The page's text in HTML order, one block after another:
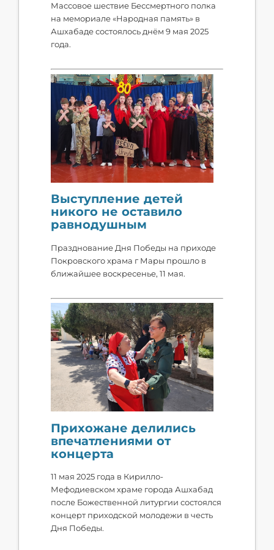
Массовое шествие Бессмертного полка
на мемориале «Народная память» в
Ашхабаде состоялось днём 9 мая 2025
года.
Выступление детей
никого не оставило
равнодушным
Празднование Дня Победы на приходе
Покровского храма г Мары прошло в
ближайшее воскресенье, 11 мая.
Прихожане делились
впечатлениями от
концерта
11 мая 2025 года в Кирилло-
Мефодиевском храме города Ашхабад
после Божественной литургии состоялся
концерт приходской молодежи в честь
Дня Победы.